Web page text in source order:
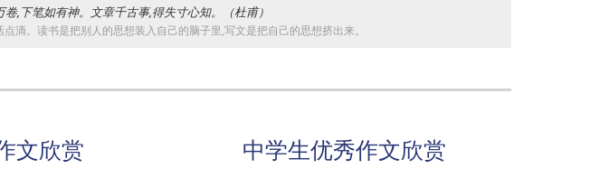
,下笔如有神。文章千古事,得失寸心知。（杜甫）
滴。读书是把别人的思想装入自己的脑子里,写文是把自己的思想挤出来。
文欣赏 中学生优秀作文欣赏